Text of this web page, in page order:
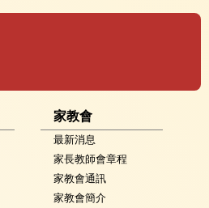
家教會
最新消息
家長教師會章程
家教會通訊
家教會簡介